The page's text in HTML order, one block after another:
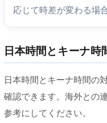
応じて時差が変わる場
日本時間とキーナ時
日本時間とキーナ時間の
確認できます。海外との
参考にしてください。